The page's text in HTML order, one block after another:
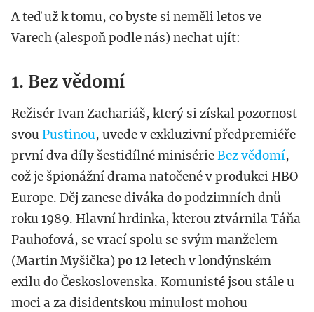
A teď už k tomu, co byste si neměli letos ve
Varech (alespoň podle nás) nechat ujít:
1. Bez vědomí
Režisér Ivan Zachariáš, který si získal pozornost
svou Pustinou, uvede v exkluzivní předpremiéře
první dva díly šestidílné minisérieBez vědomí,
což je špionážní drama natočené v produkci HBO
Europe. Děj zanese diváka do podzimních dnů
roku 1989. Hlavní hrdinka, kterou ztvárnila Táňa
Pauhofová, se vrací spolu se svým manželem
(Martin Myšička) po 12 letech v londýnském
exilu do Československa. Komunisté jsou stále u
moci a za disidentskou minulost mohou